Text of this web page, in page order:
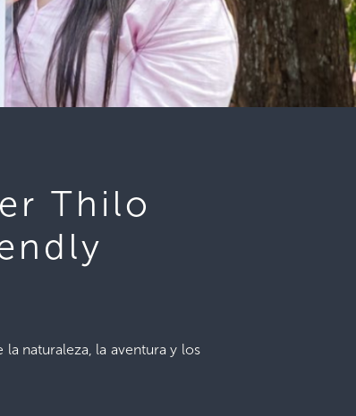
Thilo
naturaleza, la aventura y los